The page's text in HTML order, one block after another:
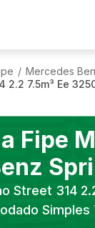
/ Mercedes
2.2 7.5m³ Ee
Fipe
Street 314
Simples